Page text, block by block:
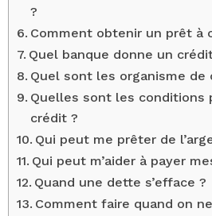
?
Comment obtenir un prêt à
Quel banque donne un
Quel sont les organisme de
Quelles sont les conditions
crédit ?
Qui peut me prêter de
Qui peut m’aider à payer
Quand une dette s’efface ?
Comment faire quand on